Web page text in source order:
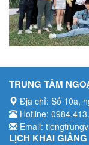
TRUNG TÂM
Địa chỉ: Số 10a,
Hotline:
Email:
LỊCH KHAI GIẢNG